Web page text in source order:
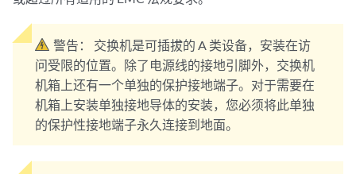
警告：
交换机是可插拔的 A 类设备，安装在访
问受限的位置。除了电源线的接地引脚外，交换机
机箱上还有一个单独的保护接地端子。对于需要在
机箱上安装单独接地导体的安装，您必须将此单独
的保护性接地端子永久连接到地面。